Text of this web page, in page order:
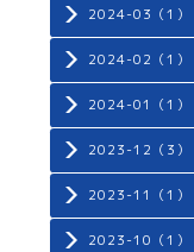
2024-03（1）
2024-02（1）
2024-01（1）
2023-12（3）
2023-11（1）
2023-10（1）